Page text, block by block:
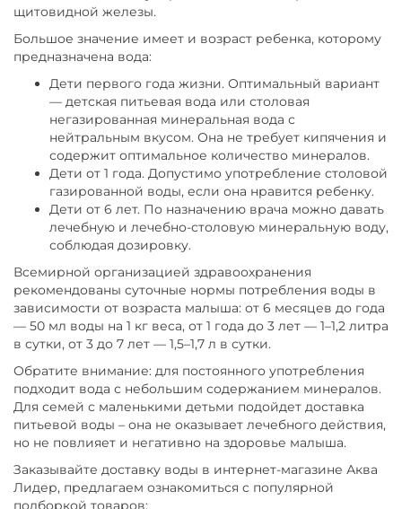
щитовидной железы.
Большое значение имеет и возраст ребенка, которому
предназначена вода:
Дети первого года жизни. Оптимальный вариант
— детская питьевая вода или столовая
негазированная минеральная вода с
нейтральным вкусом. Она не требует кипячения и
содержит оптимальное количество минералов.
Дети от 1 года. Допустимо употребление столовой
газированной воды, если она нравится ребенку.
Дети от 6 лет. По назначению врача можно давать
лечебную и лечебно-столовую минеральную воду,
соблюдая дозировку.
Всемирной организацией здравоохранения
рекомендованы суточные нормы потребления воды в
зависимости от возраста малыша: от 6 месяцев до года
— 50 мл воды на 1 кг веса, от 1 года до 3 лет — 1–1,2 литра
в сутки, от 3 до 7 лет — 1,5–1,7 л в сутки.
Обратите внимание: для постоянного употребления
подходит вода с небольшим содержанием минералов.
Для семей с маленькими детьми подойдет доставка
питьевой воды – она не оказывает лечебного действия,
но не повлияет и негативно на здоровье малыша.
Заказывайте доставку воды в интернет-магазине Аква
Лидер, предлагаем ознакомиться с популярной
подборкой товаров: